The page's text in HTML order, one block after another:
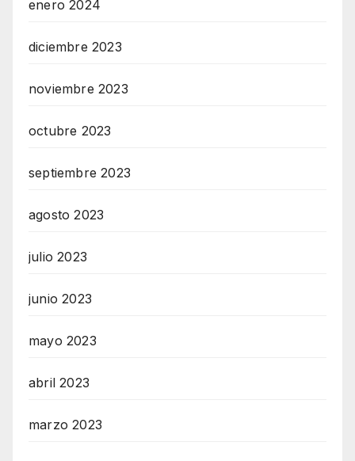
enero 2024
diciembre 2023
noviembre 2023
octubre 2023
septiembre 2023
agosto 2023
julio 2023
junio 2023
mayo 2023
abril 2023
marzo 2023